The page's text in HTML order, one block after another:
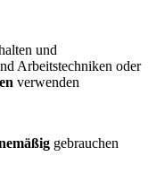
und
Arbeitstechniken oder
verwenden
gebrauchen